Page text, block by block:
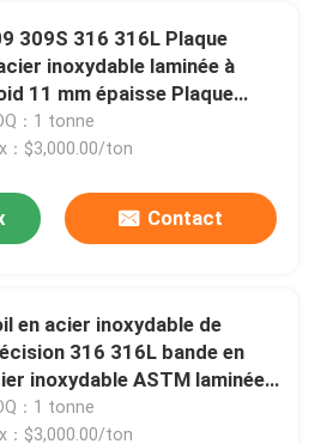
309S 316 316L Plaque
inoxydable laminée à
11 mm épaisse Plaque
en acier inoxydable
：1 tonne
：$3,000.00/ton
Contact
en acier inoxydable de
316 316L bande en
inoxydable ASTM laminée à
：1 tonne
：$3,000.00/ton